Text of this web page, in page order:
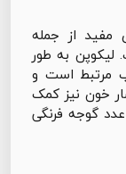
مفید از جمله
لیکوپن به طور
مرتبط است و
خون نیز کمک
گوجه فرنگی